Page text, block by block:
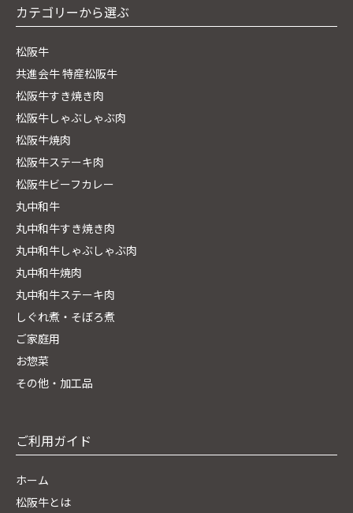
カテゴリーから選ぶ
松阪牛
共進会牛 特産松阪牛
松阪牛すき焼き肉
松阪牛しゃぶしゃぶ肉
松阪牛焼肉
松阪牛ステーキ肉
松阪牛ビーフカレー
丸中和牛
丸中和牛すき焼き肉
丸中和牛しゃぶしゃぶ肉
丸中和牛焼肉
丸中和牛ステーキ肉
しぐれ煮・そぼろ煮
ご家庭用
お惣菜
その他・加工品
ご利用ガイド
ホーム
松阪牛とは